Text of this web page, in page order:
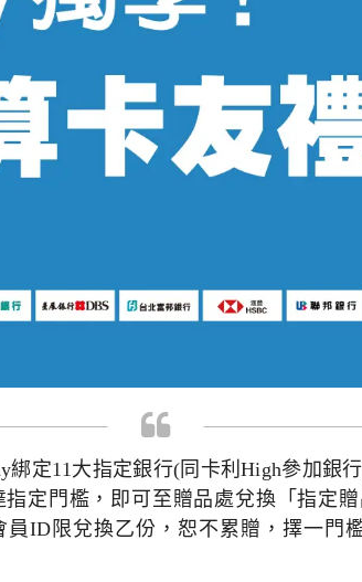
綁定11大指定銀行(同卡利High參加銀
定門檻，即可至贈品處兌換「指定
員ID限兌換乙份，恕不累贈，擇一門